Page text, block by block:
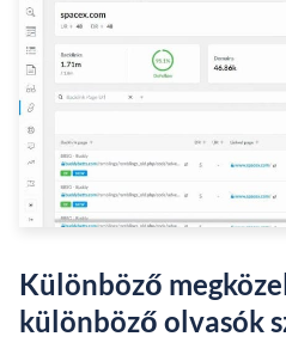
Különböző
különböző olvasók